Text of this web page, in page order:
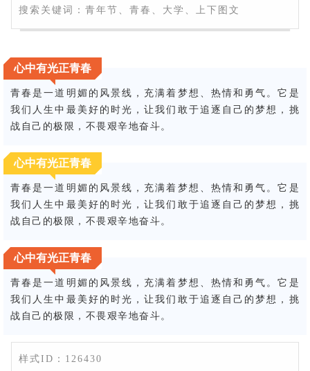
搜索关键词：青年节、青春、大学、上下图文
心中有光正青春
青春是一道明媚的风景线，充满着梦想、热情和勇气。它是
我们人生中最美好的时光，让我们敢于追逐自己的梦想，挑
战自己的极限，不畏艰辛地奋斗。
心中有光正青春
青春是一道明媚的风景线，充满着梦想、热情和勇气。它是
我们人生中最美好的时光，让我们敢于追逐自己的梦想，挑
战自己的极限，不畏艰辛地奋斗。
心中有光正青春
青春是一道明媚的风景线，充满着梦想、热情和勇气。它是
我们人生中最美好的时光，让我们敢于追逐自己的梦想，挑
战自己的极限，不畏艰辛地奋斗。
样式ID：126430